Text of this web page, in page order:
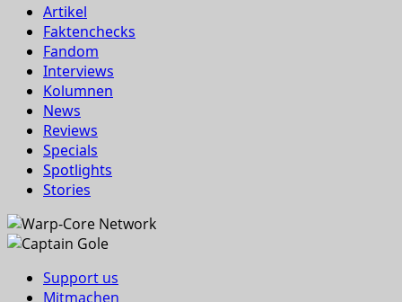
Artikel
Faktenchecks
Fandom
Interviews
Kolumnen
News
Reviews
Specials
Spotlights
Stories
Support us
Mitmachen